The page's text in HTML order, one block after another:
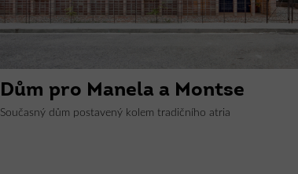
Dům pro Manela a Montse
Současný dům postavený kolem tradičního atria